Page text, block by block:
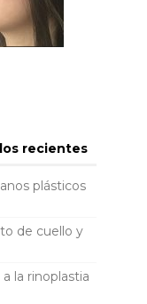
recientes
plásticos
de cuello y
la rinoplastia